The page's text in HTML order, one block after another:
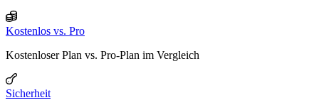
Kostenlos vs. Pro
Kostenloser Plan vs. Pro-Plan im Vergleich
Sicherheit